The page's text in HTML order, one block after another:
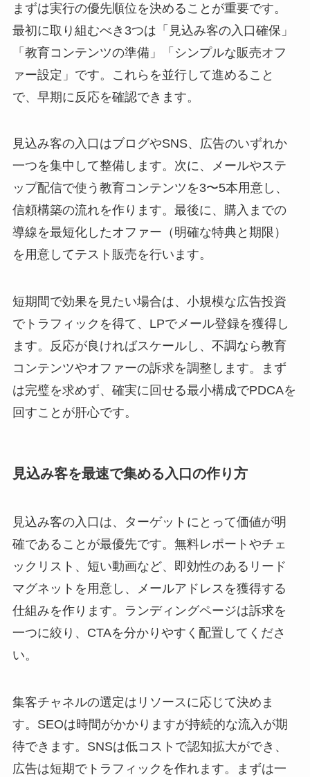
まずは実行の優先順位を決めることが重要です。
最初に取り組むべき3つは「見込み客の入口確保」
「教育コンテンツの準備」「シンプルな販売オフ
ァー設定」です。これらを並行して進めること
で、早期に反応を確認できます。
見込み客の入口はブログやSNS、広告のいずれか
一つを集中して整備します。次に、メールやステ
ップ配信で使う教育コンテンツを3〜5本用意し、
信頼構築の流れを作ります。最後に、購入までの
導線を最短化したオファー（明確な特典と期限）
を用意してテスト販売を行います。
短期間で効果を見たい場合は、小規模な広告投資
でトラフィックを得て、LPでメール登録を獲得し
ます。反応が良ければスケールし、不調なら教育
コンテンツやオファーの訴求を調整します。まず
は完璧を求めず、確実に回せる最小構成でPDCAを
回すことが肝心です。
見込み客を最速で集める入口の作り方
見込み客の入口は、ターゲットにとって価値が明
確であることが最優先です。無料レポートやチェ
ックリスト、短い動画など、即効性のあるリード
マグネットを用意し、メールアドレスを獲得する
仕組みを作ります。ランディングページは訴求を
一つに絞り、CTAを分かりやすく配置してくださ
い。
集客チャネルの選定はリソースに応じて決めま
す。SEOは時間がかかりますが持続的な流入が期
待できます。SNSは低コストで認知拡大ができ、
広告は短期でトラフィックを作れます。まずは一